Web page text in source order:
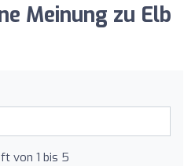
Meinung zu Elb
von 1 bis 5